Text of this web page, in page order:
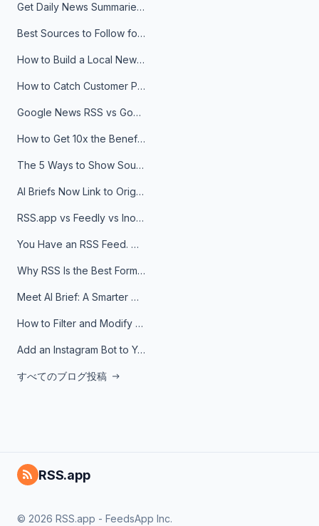
Get Daily News Summaries About Any Topic in Telegram, Discord, Slack, and Email
Best Sources to Follow for Crypto News in Your Reader (2026)
How to Build a Local News Hub That Updates Itself
How to Catch Customer Problems Before They Become Support Tickets
Google News RSS vs Google Alerts: Which Is Better for News Monitoring?
How to Get 10x the Benefits of Google Alerts
The 5 Ways to Show Sources in Your AI Brief, And When to Use Each
AI Briefs Now Link to Original Sources. Here's Why It Matters
RSS.app vs Feedly vs Inoreader: Which One Is Actually Right for You?
You Have an RSS Feed. Now What?
Why RSS Is the Best Format for AI Agents in 2026
Meet AI Brief: A Smarter Way to Stay on Top of Information
How to Filter and Modify RSS Feeds
Add an Instagram Bot to Your Telegram Channel, Group, or Topic
すべてのブログ投稿
RSS.app
© 2026 RSS.app - FeedsApp Inc.